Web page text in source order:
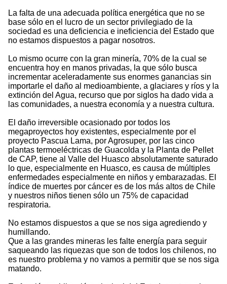
La falta de una adecuada política energética que no se
base sólo en el lucro de un sector privilegiado de la
sociedad es una deficiencia e ineficiencia del Estado que
no estamos dispuestos a pagar nosotros.
Lo mismo ocurre con la gran minería, 70% de la cual se
encuentra hoy en manos privadas, la que sólo busca
incrementar aceleradamente sus enormes ganancias sin
importarle el daño al medioambiente, a glaciares y ríos y la
extinción del Agua, recurso que por siglos ha dado vida a
las comunidades, a nuestra economía y a nuestra cultura.
El daño irreversible ocasionado por todos los
megaproyectos hoy existentes, especialmente por el
proyecto Pascua Lama, por Agrosuper, por las cinco
plantas termoeléctricas de Guacolda y la Planta de Pellet
de CAP, tiene al Valle del Huasco absolutamente saturado
lo que, especialmente en Huasco, es causa de múltiples
enfermedades especialmente en niños y embarazadas. El
índice de muertes por cáncer es de los más altos de Chile
y nuestros niños tienen sólo un 75% de capacidad
respiratoria.
No estamos dispuestos a que se nos siga agrediendo y
humillando.
Que a las grandes mineras les falte energía para seguir
saqueando las riquezas que son de todos los chilenos, no
es nuestro problema y no vamos a permitir que se nos siga
matando.